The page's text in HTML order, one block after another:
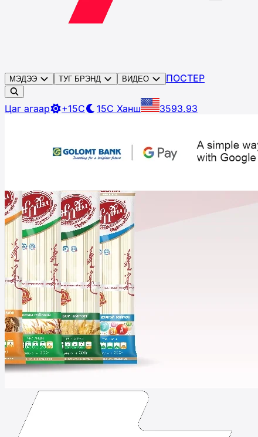
МЭДЭЭ ТУГ БРЭНД ВИДЕО ПОСТЕР
Цаг агаар +15C 15C Ханш 3593.93